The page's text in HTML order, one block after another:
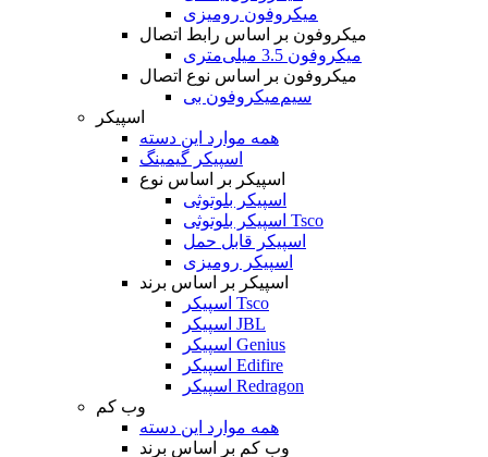
میکروفون رومیزی
میکروفون بر اساس رابط اتصال
میکروفون 3.5 میلی‌متری
میکروفون بر اساس نوع اتصال
میکروفون بی‌‎سیم
اسپیکر
همه موارد این دسته
اسپیکر گیمینگ
اسپیکر بر اساس نوع
اسپیکر بلوتوثی
اسپیکر بلوتوثی Tsco
اسپیکر قابل حمل
اسپیکر رومیزی
اسپیکر بر اساس برند
اسپیکر Tsco
اسپیکر JBL
اسپیکر Genius
اسپیکر Edifire
اسپیکر Redragon
وب کم
همه موارد این دسته
وب کم بر اساس برند